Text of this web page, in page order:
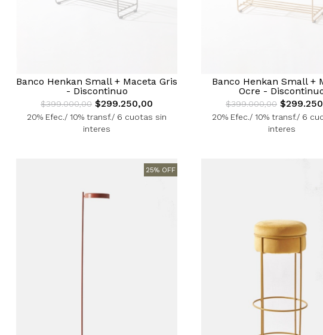
Banco Henkan Small + Maceta Gris
- Discontinuo
$399.000,00 $299.250,00
20% Efec./ 10% transf./ 6 cuotas sin
interes
Banco Henkan Small +
Ocre -
$399.000,00
20% Efec./ 10% transf./ 6
interes
25% OFF